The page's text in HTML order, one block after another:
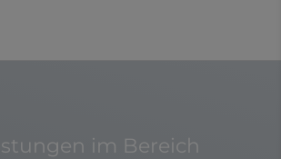
im Bereich